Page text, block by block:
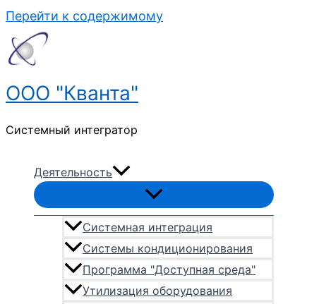
Перейти к содержимому
ООО "Кванта"
Системный интегратор
Деятельность
Системная интеграция
Системы кондиционирования
Программа "Доступная среда"
Утилизация оборудования